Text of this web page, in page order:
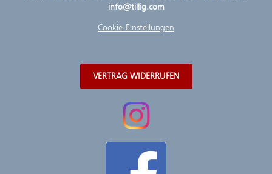
info@tillig.com
Cookie-Einstellungen
VERTRAG WIDERRUFEN